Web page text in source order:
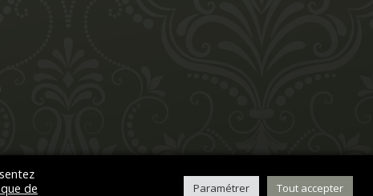
de
Paramétrer Tout accepter